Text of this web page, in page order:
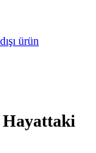
ürün
Hayattaki